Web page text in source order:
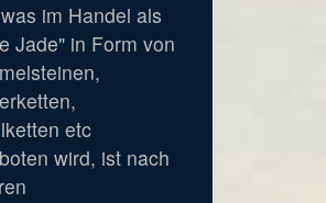
im Handel als
Jade" in Form von
etc
wird, ist nach